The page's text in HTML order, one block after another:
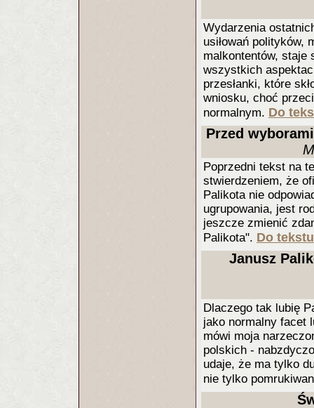
Wydarzenia
usiłowań polityków,
malkontentów, staje
wszystkich
przesłanki, które
wniosku, choć
normalnym. Do
Przed
Poprzedni tekst na
stwierdzeniem, że
Palikota nie
ugrupowania, jest
jeszcze zmienić
Palikota". Do
Janusz
Dlaczego tak lubię
jako normalny facet
mówi moja
polskich -
udaje, że ma tylko
nie tylko